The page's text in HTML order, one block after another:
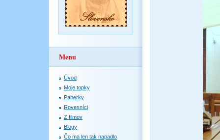
Menu
Úvod
Moje topky
Paberky
Rovesníci
Z filmov
Blogy
Čo ma len tak napadlo